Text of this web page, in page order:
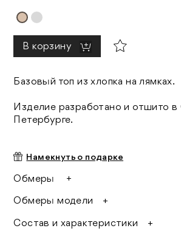
В корзину
Базовый топ из хлопка на лямках.
Изделие разработано и отшито в
Петербурге.
Намекнуть о подарке
Обмеры
От проймы до проймы 35 см
Лямка 24 см
Обмеры модели
Рост модели: 175 см
Состав и характеристики